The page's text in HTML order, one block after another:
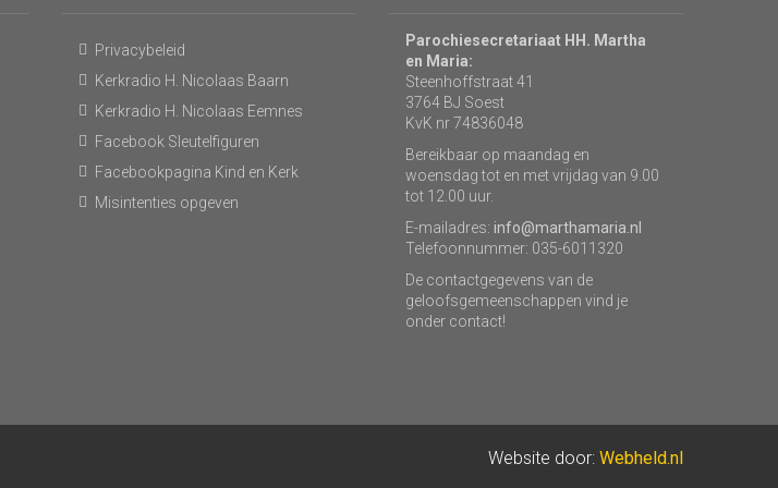
Privacybeleid
Kerkradio H. Nicolaas Baarn
Kerkradio H. Nicolaas Eemnes
Facebook Sleutelfiguren
Facebookpagina Kind en Kerk
Misintenties opgeven
Parochiesecretariaat HH. Martha
en Maria:
Steenhoffstraat 41
3764 BJ Soest
KvK nr 74836048
Bereikbaar op maandag en
woensdag tot en met vrijdag van 9.00
tot 12.00 uur.
E-mailadres: info@marthamaria.nl
Telefoonnummer: 035-6011320
De contactgegevens van de
geloofsgemeenschappen vind je
onder contact!
Website door: Webheld.nl